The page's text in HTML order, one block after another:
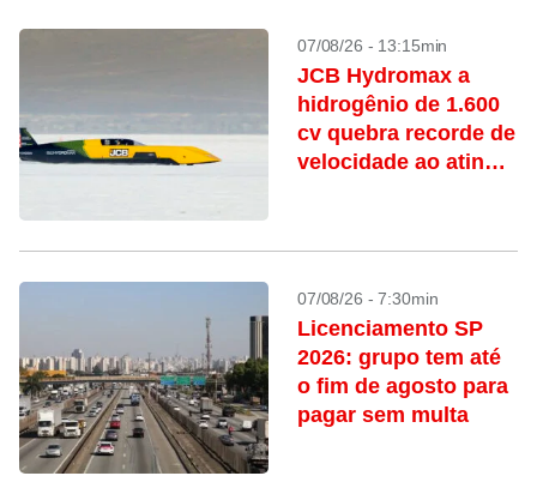
07/08/26 - 13:15min
JCB Hydromax a
hidrogênio de 1.600
cv quebra recorde de
velocidade ao atingir
07/08/26 - 7:30min
Licenciamento SP
2026: grupo tem até
o fim de agosto para
pagar sem multa